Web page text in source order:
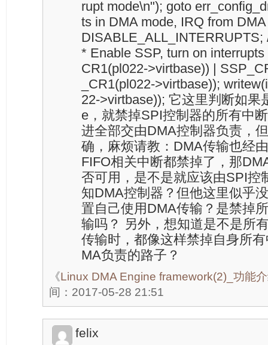
rupt mode\n"); goto
ts in DMA mode, IRQ from
* Enable SSP, turn on
CR1(pl022->virtbase)) |
_CR1(pl022->virtbase));
22->virtbase)); 它这里判断如果
e，就禁掉SPI控制器的所有中
进全部交由DMA控制器负责，
确，麻烦请教：DMA传输也经
FIFO相关中断都禁掉了，那
否可用，是不是就应该由SPI控
知DMA控制器？但他这里似乎
置自己使用DMA传输？是禁掉
输吗？ 另外，想知道是不是所
传输时，都像这样禁掉自身所
MA负责的路子？
《Linux DMA Engine framework(2)_功能
间：2017-05-28 21:51
felix